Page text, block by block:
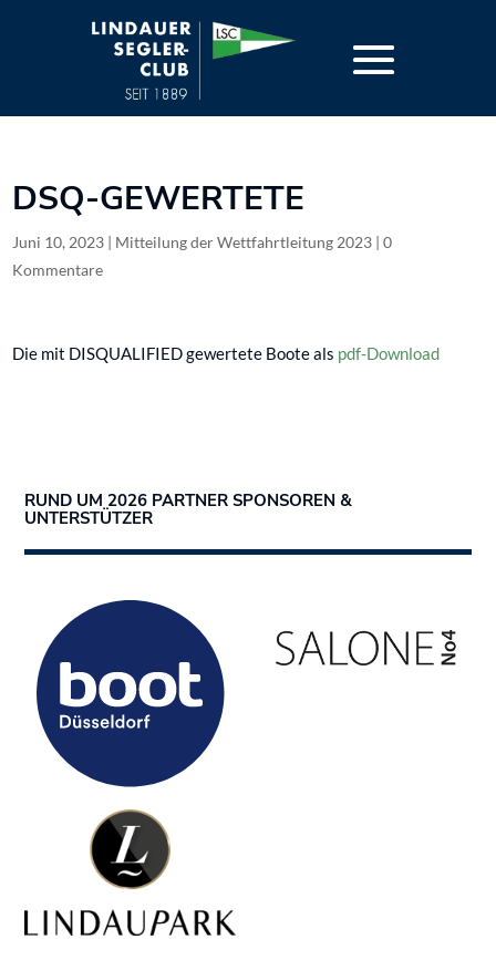
DSQ-GEWERTETE
Juni 10, 2023 | Mitteilung der Wettfahrtleitung 2023 |0
Kommentare
Die mit DISQUALIFIED gewertete Boote als pdf-Download
RUND UM 2026 PARTNER SPONSOREN &
UNTERSTÜTZER